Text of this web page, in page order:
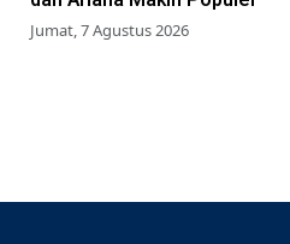
Jumat, 7 Agustus 2026